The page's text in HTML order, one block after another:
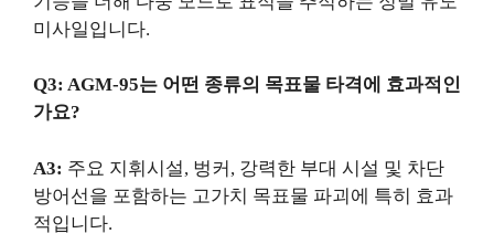
미사일입니다.
Q3: AGM-95는 어떤 종류의 목표물 타격에 효과적인
가요?
A3: 주요 지휘시설, 벙커, 강력한 부대 시설 및 차단
방어선을 포함하는 고가치 목표물 파괴에 특히 효과
적입니다.